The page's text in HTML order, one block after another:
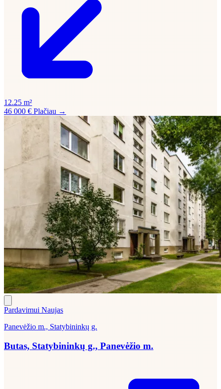
12.25 m²
46 000 € Plačiau →
Pardavimui Naujas
Panevėžio m., Statybininkų g.
Butas, Statybininkų g., Panevėžio m.